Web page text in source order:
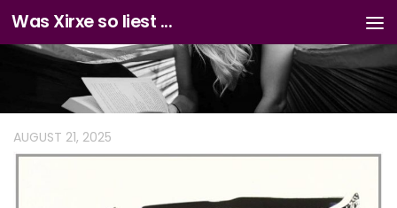
Zum Inhalt springen
Was Xirxe so liest ...
AUGUST 21, 2025